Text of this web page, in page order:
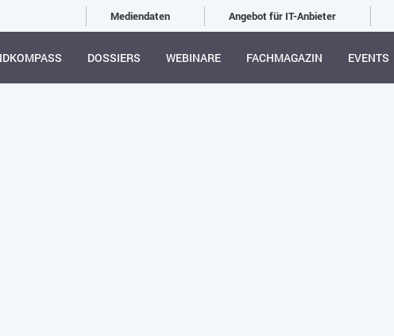
Mediendaten Angebot für IT-Anbieter
DOSSIERS WEBINARE FACHMAGAZIN EVENTS